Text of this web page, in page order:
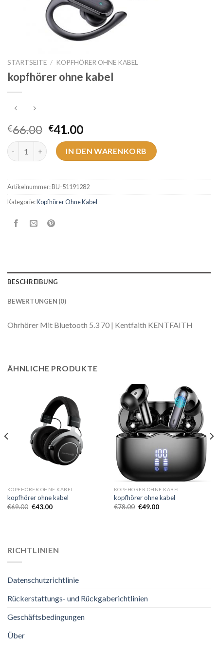
STARTSEITE / KOPFHÖRER OHNE KABEL
kopfhörer ohne kabel
€66.00 €41.00
kopfhörer ohne kabel MengeIN DEN WARENKORB
Artikelnummer:BU-51191282
Kategorie:Kopfhörer Ohne Kabel
BESCHREIBUNG
BEWERTUNGEN (0)
Ohrhörer Mit Bluetooth 5.3 70 | Kentfaith KENTFAITH
ÄHNLICHE PRODUKTE
KOPFHÖRER OHNE KABEL
kopfhörer ohne kabel
€69.00 €43.00
KOPFHÖRER OHNE KABEL
kopfhörer ohne kabel
€78.00 €49.00
RICHTLINIEN
Datenschutzrichtlinie
Rückerstattungs- und Rückgaberichtlinien
Geschäftsbedingungen
Über